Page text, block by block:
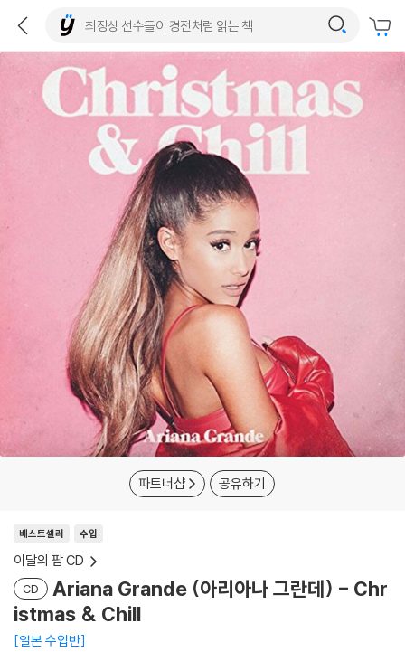
파트너샵 공유하기
베스트셀러 수입
이달의 팝 CD
CD
Ariana Grande (아리아나 그란데) - Chr
istmas & Chill
일본 수입반